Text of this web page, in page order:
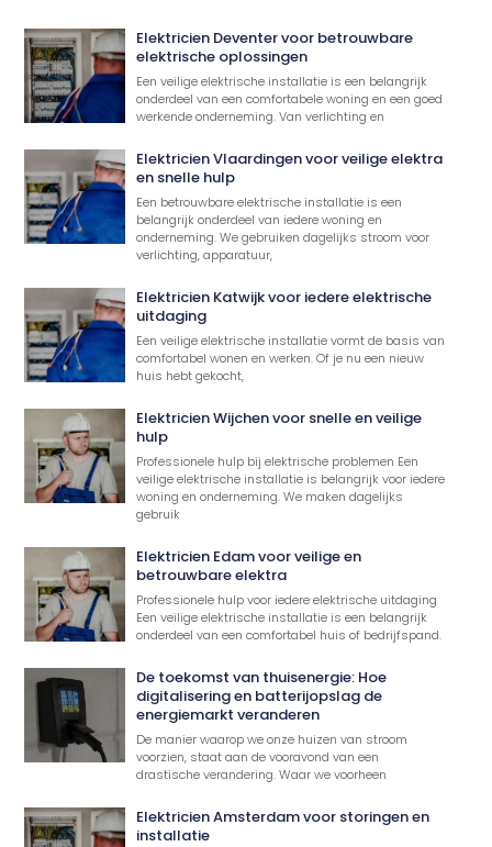
Elektricien Deventer voor betrouwbare
elektrische oplossingen
Een veilige elektrische installatie is een belangrijk
onderdeel van een comfortabele woning en een goed
werkende onderneming. Van verlichting en
Elektricien Vlaardingen voor veilige elektra
en snelle hulp
Een betrouwbare elektrische installatie is een
belangrijk onderdeel van iedere woning en
onderneming. We gebruiken dagelijks stroom voor
verlichting, apparatuur,
Elektricien Katwijk voor iedere elektrische
uitdaging
Een veilige elektrische installatie vormt de basis van
comfortabel wonen en werken. Of je nu een nieuw
huis hebt gekocht,
Elektricien Wijchen voor snelle en veilige
hulp
Professionele hulp bij elektrische problemen Een
veilige elektrische installatie is belangrijk voor iedere
woning en onderneming. We maken dagelijks
gebruik
Elektricien Edam voor veilige en
betrouwbare elektra
Professionele hulp voor iedere elektrische uitdaging
Een veilige elektrische installatie is een belangrijk
onderdeel van een comfortabel huis of bedrijfspand.
De toekomst van thuisenergie: Hoe
digitalisering en batterijopslag de
energiemarkt veranderen
De manier waarop we onze huizen van stroom
voorzien, staat aan de vooravond van een
drastische verandering. Waar we voorheen
Elektricien Amsterdam voor storingen en
installatie